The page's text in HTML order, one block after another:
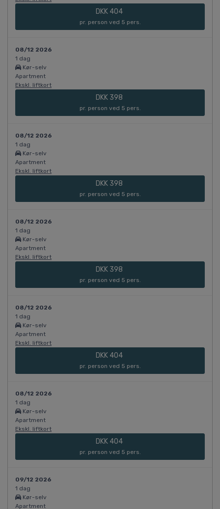
DKK 404
pr. person ved 5 pers.
08/12 2026
1 dag
Kør-selv
Apartment
Ekskl. liftkort
DKK 398
pr. person ved 5 pers.
08/12 2026
1 dag
Kør-selv
Apartment
Ekskl. liftkort
DKK 398
pr. person ved 5 pers.
08/12 2026
1 dag
Kør-selv
Apartment
Ekskl. liftkort
DKK 398
pr. person ved 5 pers.
08/12 2026
1 dag
Kør-selv
Apartment
Ekskl. liftkort
DKK 404
pr. person ved 5 pers.
08/12 2026
1 dag
Kør-selv
Apartment
Ekskl. liftkort
DKK 404
pr. person ved 5 pers.
09/12 2026
1 dag
Kør-selv
Apartment